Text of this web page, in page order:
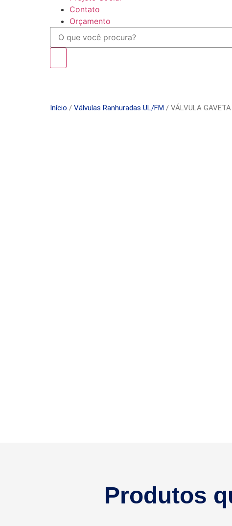
Contato
Orçamento
Início / Válvulas Ranhuradas UL/FM / VÁLVULA
Produtos